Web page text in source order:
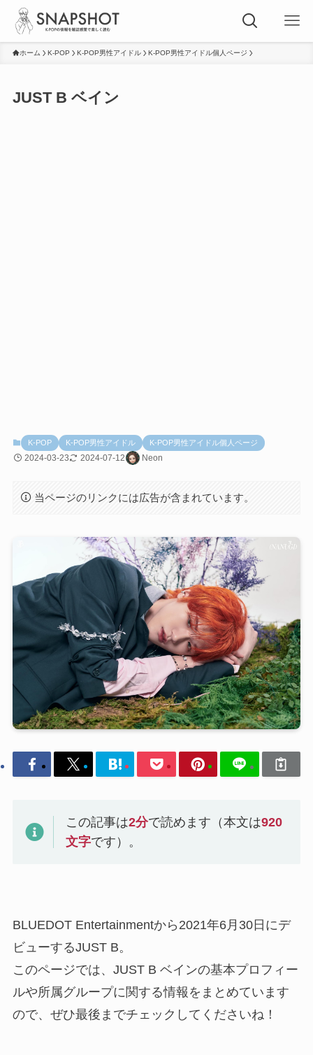
ホーム K-POP K-POP男性アイドル K-POP男性アイドル個人ページ
JUST B ベイン
K-POP K-POP男性アイドル K-POP男性アイドル個人ページ
2024-03-23 2024-07-12 Neon
当ページのリンクには広告が含まれています。
この記事は2分で読めます（本文は920
文字です）。
BLUEDOT Entertainmentから2021年6月30日にデ
ビューするJUST B。
このページでは、JUST B ベインの基本プロフィー
ルや所属グループに関する情報をまとめています
ので、ぜひ最後までチェックしてくださいね！